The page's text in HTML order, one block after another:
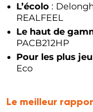
L’écolo :
REALFEEL
Le haut de
PACB212HP
Pour les plus
Eco
Le meilleur